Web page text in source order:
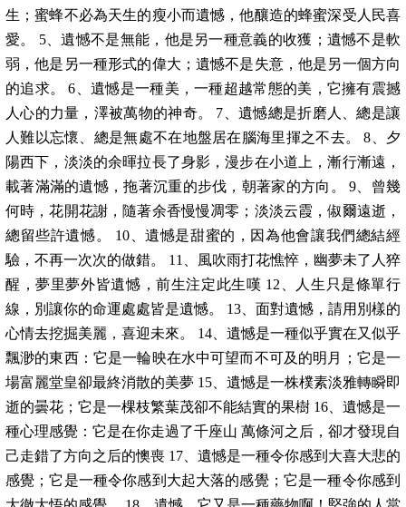
生；蜜蜂不必為天生的瘦小而遺憾，他釀造的蜂蜜深受人民喜
愛。 5、遺憾不是無能，他是另一種意義的收獲；遺憾不是軟
弱，他是另一種形式的偉大；遺憾不是失意，他是另一個方向
的追求。 6、遺憾是一種美，一種超越常態的美，它擁有震撼
人心的力量，澤被萬物的神奇。 7、遺憾總是折磨人、總是讓
人難以忘懷、總是無處不在地盤居在腦海里揮之不去。 8、夕
陽西下，淡淡的余暉拉長了身影，漫步在小道上，漸行漸遠，
載著滿滿的遺憾，拖著沉重的步伐，朝著家的方向。 9、曾幾
何時，花開花謝，隨著余香慢慢凋零；淡淡云霞，俶爾遠逝，
總留些許遺憾。 10、遺憾是甜蜜的，因為他會讓我們總結經
驗，不再一次次的做錯。 11、風吹雨打花憔悴，幽夢未了人猝
醒，夢里夢外皆遺憾，前生注定此生嘆 12、人生只是條單行
線，別讓你的命運處處皆是遺憾。 13、面對遺憾，請用別樣的
心情去挖掘美麗，喜迎未來。 14、遺憾是一種似乎實在又似乎
飄渺的東西：它是一輪映在水中可望而不可及的明月；它是一
場富麗堂皇卻最終消散的美夢 15、遺憾是一株樸素淡雅轉瞬即
逝的曇花；它是一棵枝繁葉茂卻不能結實的果樹 16、遺憾是一
種心理感覺：它是在你走過了千座山 萬條河之后，卻才發現自
己走錯了方向之后的懊喪 17、遺憾是一種令你感到大喜大悲的
感覺；它是一種令你感到大起大落的感覺；它是一種令你感到